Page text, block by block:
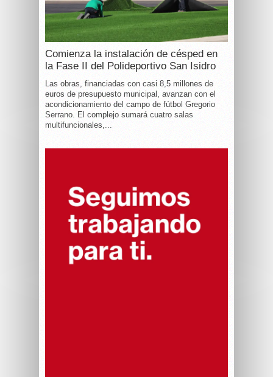
Comienza la instalación de césped en
la Fase II del Polideportivo San Isidro
Las obras, financiadas con casi 8,5 millones de
euros de presupuesto municipal, avanzan con el
acondicionamiento del campo de fútbol Gregorio
Serrano. El complejo sumará cuatro salas
multifuncionales,...